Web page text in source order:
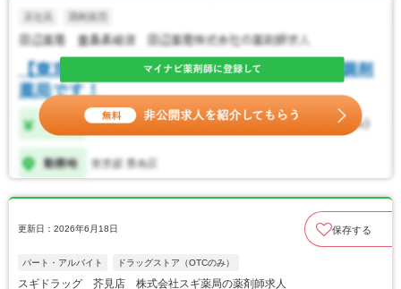
更新日：2026年6月18日 保存する
パート・アルバイト ドラッグストア（OTCのみ）
スギドラッグ 芥見店 株式会社スギ薬局の薬剤師求人